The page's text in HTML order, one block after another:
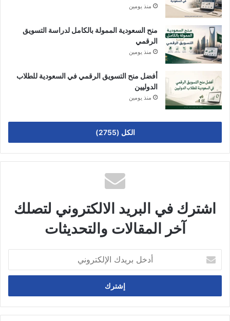
منذ يومين
منح السعودية الممولة بالكامل لدراسة التسويق
الرقمي
منذ يومين
أفضل منح التسويق الرقمي في السعودية للطلاب
الدوليين
منذ يومين
الكل (2755)
اشترك في البريد الالكتروني لتصلك
آخر المقالات والتحديثات
بريدك
الإلكتروني